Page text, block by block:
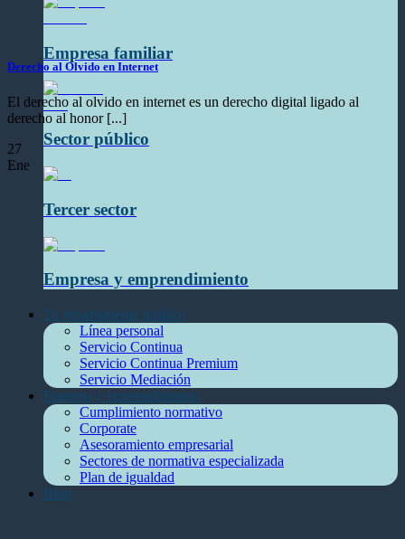
Empresa familiar
Sector público
Tercer sector
Empresa y emprendimiento
Tu departamento jurídico
Línea personal
Servicio Continua
Servicio Continua Premium
Servicio Mediación
Empresa y emprendimiento
Cumplimiento normativo
Corporate
Asesoramiento empresarial
Sectores de normativa especializada
Plan de igualdad
Blog
Derecho al Olvido en Internet
El derecho al olvido en internet es un derecho digital ligado al
derecho al honor [...]
27
Ene